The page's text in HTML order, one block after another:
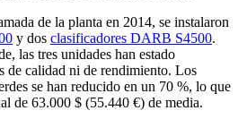
de la planta en 2014, se instalaron
y dos clasificadores DARB S4500.
las tres unidades han estado
de calidad ni de rendimiento. Los
se han reducido en un 70 %, lo que
de 63.000 $ (55.440 €) de media.